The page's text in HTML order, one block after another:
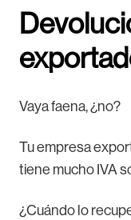
Vaya faena, ¿no?
Tu empresa
tiene mucho IVA
¿Cuándo lo